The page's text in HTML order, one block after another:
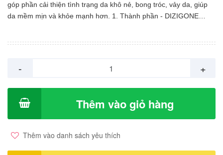
góp phần cải thiện tình trạng da khô nẻ, bong tróc, vảy da, giúp
da mềm mịn và khỏe mạnh hơn. 1. Thành phần - DIZIGONE
Panthenol: Giúp tái tạo da bền vững, đồng thời thúc đẩy hồi phục
shea: Giúp cung cấp độ ẩm sâu cho da, khóa ẩm, giữ nước cho
làn da luôn mềm mại. - Lactobacillus ferment: Cân bằng hệ vi
sinh tự nhiên, củng cố hàng rào bảo vệ da bền vững. Kem
DIZIGONE Baby được bào chế dưới dạng kem bôi ngoài da, màu
trắng, thể chất mềm, mịn, dễ thấm trên da, mùi sữa thơm nhẹ.
2. Công dụng Kem dưỡng ẩm DIZIGONE Baby giúp dưỡng ẩm
- +
Thêm vào giỏ hàng
Thêm vào danh sách yêu thích